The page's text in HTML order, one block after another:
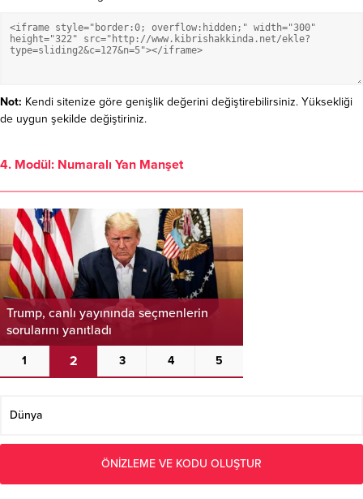
Not: Kendi sitenize göre genişlik değerini değiştirebilirsiniz. Yüksekliği
de uygun şekilde değiştiriniz.
4. Modül: Numaralı Yan Manşet